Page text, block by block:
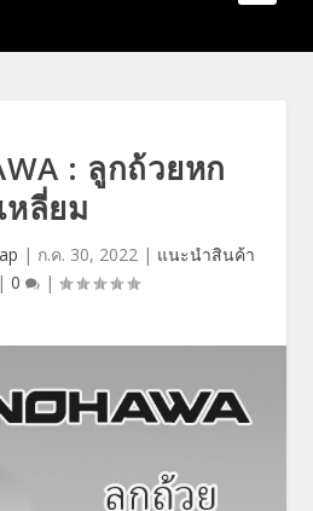
: ลูกถ้วยหก
เหลี่ยม
| ก.ค. 30, 2022| แนะนำสินค้า
| 0 |